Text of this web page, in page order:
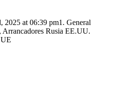
2025 at 06:39 pm1. General
Arrancadores Rusia EE.UU.